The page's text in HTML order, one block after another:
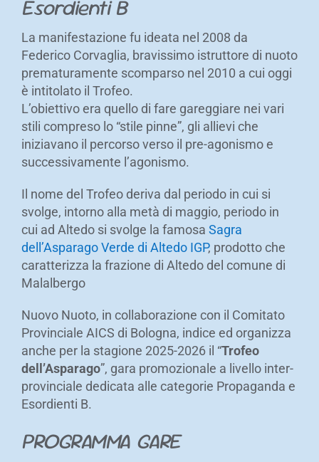
Esordienti B
La manifestazione fu ideata nel 2008 da
Federico Corvaglia, bravissimo istruttore di nuoto
prematuramente scomparso nel 2010 a cui oggi
è intitolato il Trofeo.
L’obiettivo era quello di fare gareggiare nei vari
stili compreso lo “stile pinne”, gli allievi che
iniziavano il percorso verso il pre-agonismo e
successivamente l’agonismo.
Il nome del Trofeo deriva dal periodo in cui si
svolge, intorno alla metà di maggio, periodo in
cui ad Altedo si svolge la famosa Sagra
dell’Asparago Verde di Altedo IGP, prodotto che
caratterizza la frazione di Altedo del comune di
Malalbergo
Nuovo Nuoto, in collaborazione con il Comitato
Provinciale AICS di Bologna, indice ed organizza
anche per la stagione 2025-2026 il “Trofeo
dell’Asparago”, gara promozionale a livello inter-
provinciale dedicata alle categorie Propaganda e
Esordienti B.
PROGRAMMA GARE